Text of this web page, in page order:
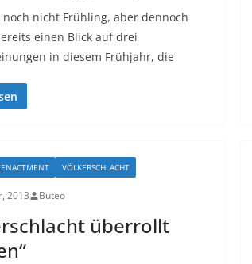
noch nicht Frühling, aber dennoch
einen Blick auf drei
in diesem Frühjahr, die
VÖLKERSCHLACHT
2013 Buteo
überrollt